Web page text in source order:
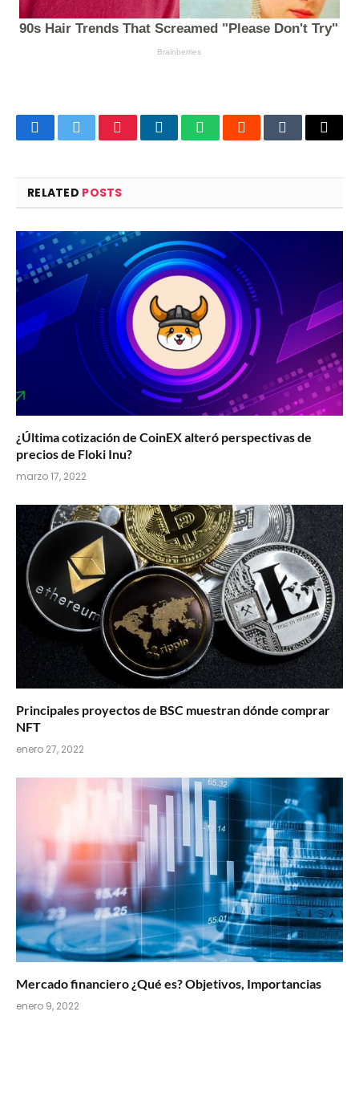
FacebookTwitterPinterestLinkedInWhatsAppRedditTumblrEmail
RELATED POSTS
¿Última cotización de CoinEX alteró perspectivas de
precios de Floki Inu?
marzo 17, 2022
Principales proyectos de BSC muestran dónde comprar
NFT
enero 27, 2022
Mercado financiero ¿Qué es? Objetivos, Importancias
enero 9, 2022